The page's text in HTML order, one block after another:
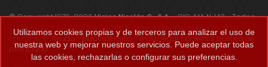
© Copyright 1979-2026Viajes Nicolás G., S.A.- CIC-MA N. 143 - Todos
los derechos reservados. Todos los precios correctos salvo error
tipográfico. Ayuda-Mapa del sitio -Aviso legal, cookies y política de
privacidad.
Utilizamos cookies propias y de terceros para analizar el uso de
nuestra web y mejorar nuestros servicios. Puede aceptar todas
las cookies, rechazarlas o configurar sus preferencias.